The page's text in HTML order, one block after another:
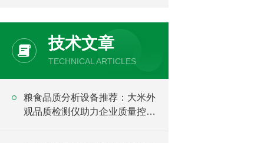
技术文章
TECHNICAL ARTICLES
粮食品质分析设备推荐：大米外
观品质检测仪助力企业质量控制